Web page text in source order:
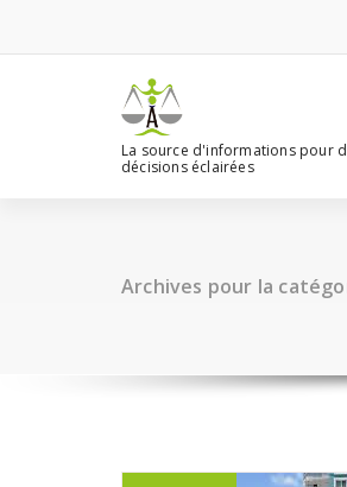
contenu
La source d'informations pour
décisions éclairées
Archives pour la